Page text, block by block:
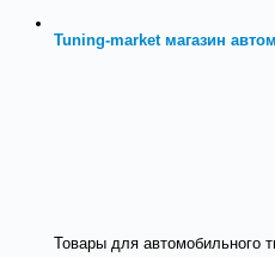
Tuning-market магазин
Товары для автомобильного